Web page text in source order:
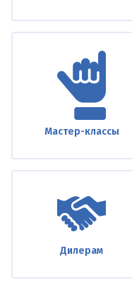
Мастер-классы
Дилерам